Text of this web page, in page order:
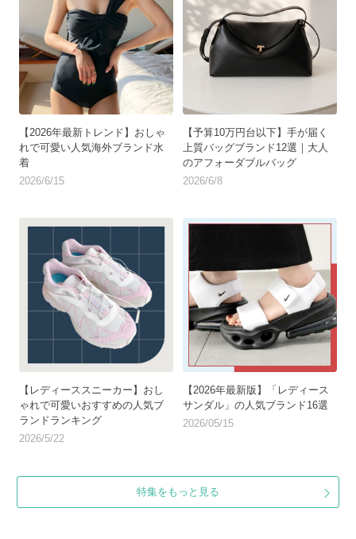
【2026年最新トレンド】おしゃ
れで可愛い人気海外ブランド水
着
2026/6/15
【予算10万円台以下】手が届く
上質バッグブランド12選｜大人
のアフォーダブルバッグ
2026/6/8
【レディーススニーカー】おし
ゃれで可愛いおすすめの人気ブ
ランドランキング
2026/5/22
【2026年最新版】「レディース
サンダル」の人気ブランド16選
2026/05/15
特集をもっと見る